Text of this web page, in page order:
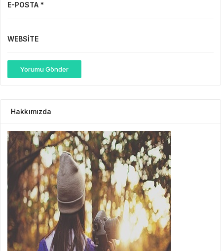
E-POSTA *
WEBSITE
Yorumu Gönder
Hakkımızda